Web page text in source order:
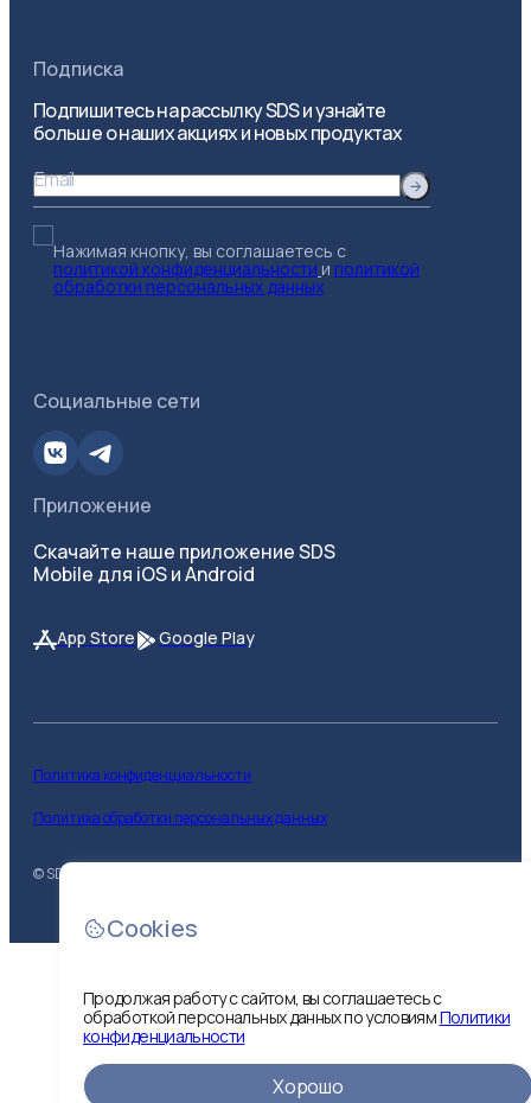
Подписка
Подпишитесь на рассылку SDS и узнайте
больше о наших акциях и новых продуктах
Email
Нажимая кнопку, вы соглашаетесь с
политикой конфиденциальности и политикой
обработки персональных данных
Социальные сети
Приложение
Скачайте наше приложение SDS
Mobile для iOS и Android
App Store Google Play
© SDS
Политика конфиденциальности
Политика обработки персональных данных
Cookies
Продолжая работу с сайтом, вы соглашаетесь с
обработкой персональных данных по условиямПолитики
конфиденциальности
Хорошо